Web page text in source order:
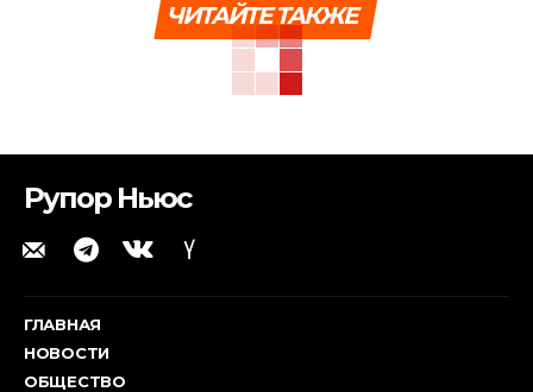
ЧИТАЙТЕ ТАКЖЕ
Рупор Ньюс
ГЛАВНАЯ
НОВОСТИ
ОБЩЕСТВО